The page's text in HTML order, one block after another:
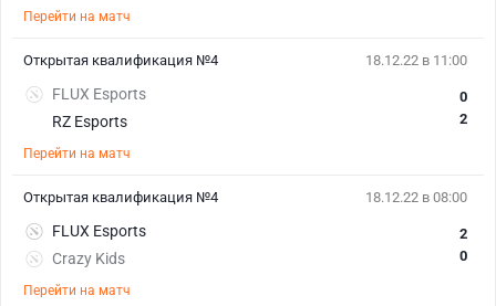
Перейти на матч
18.12.22 в 11:00
FLUX Esports
RZ Esports
0
2
Перейти на матч
Открытая квалификация №4
18.12.22 в 08:00
FLUX Esports
Crazy Kids
2
0
Перейти на матч
Открытая квалификация №4